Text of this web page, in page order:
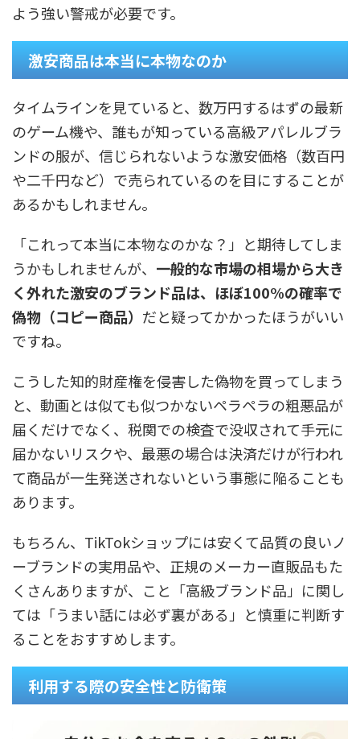
よう強い警戒が必要です。
激安商品は本当に本物なのか
タイムラインを見ていると、数万円するはずの最新
のゲーム機や、誰もが知っている高級アパレルブラ
ンドの服が、信じられないような激安価格（数百円
や二千円など）で売られているのを目にすることが
あるかもしれません。
「これって本当に本物なのかな？」と期待してしま
うかもしれませんが、 一般的な市場の相場から大き
く外れた激安のブランド品は、ほぼ100%の確率で
偽物（コピー商品） だと疑ってかかったほうがいい
ですね。
こうした知的財産権を侵害した偽物を買ってしまう
と、動画とは似ても似つかないペラペラの粗悪品が
届くだけでなく、税関での検査で没収されて手元に
届かないリスクや、最悪の場合は決済だけが行われ
て商品が一生発送されないという事態に陥ることも
あります。
もちろん、TikTokショップには安くて品質の良いノ
ーブランドの実用品や、正規のメーカー直販品もた
くさんありますが、こと「高級ブランド品」に関し
ては「うまい話には必ず裏がある」と慎重に判断す
ることをおすすめします。
利用する際の安全性と防衛策